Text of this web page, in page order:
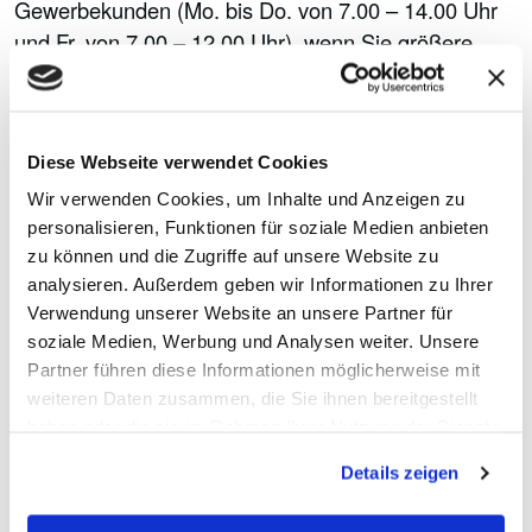
Diese Webseite verwendet Cookies
Wir verwenden Cookies, um Inhalte und Anzeigen zu
personalisieren, Funktionen für soziale Medien anbieten
zu können und die Zugriffe auf unsere Website zu
analysieren. Außerdem geben wir Informationen zu Ihrer
Verwendung unserer Website an unsere Partner für
soziale Medien, Werbung und Analysen weiter. Unsere
Partner führen diese Informationen möglicherweise mit
weiteren Daten zusammen, die Sie ihnen bereitgestellt
Details zeigen
Gewerbekunden (Mo. bis Do. von 7.00 – 14.00 Uhr
und Fr. von 7.00 – 12.00 Uhr), wenn Sie größere
Mengen an Sonderabfällen abgeben wollen.
Abfalltipp
Entsorgen Sie Sonderabfälle fachgerecht und